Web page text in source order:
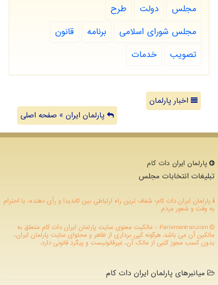
مجلس دولت
طرح
مجلس شورای اسلامی
برنامه
قانون
تصویب
خدمات
اخبار پارلمان
پارلمان ایران » صفحه اصلی
پارلمان ایران دات كام
تبلیغات انتخابات مجلس
پارلمان ایران دات کام؛ شفاف ترین راه ارتباطی بین کاندیدا و رأی دهنده، با احترام
به وقت و شعور مردم
ParlemanIran.com - مالکیت معنوی سایت پارلمان ایران دات كام متعلق به
مالکین آن می باشد. هرگونه کپی برداری از ظاهر و محتوای سایت پارلمان ایران،
بدون کسب مجوز کتبی از مالک آن، غیرقانونیست و پیگرد قانونی دارد.
میانبرهای پارلمان ایران دات کام